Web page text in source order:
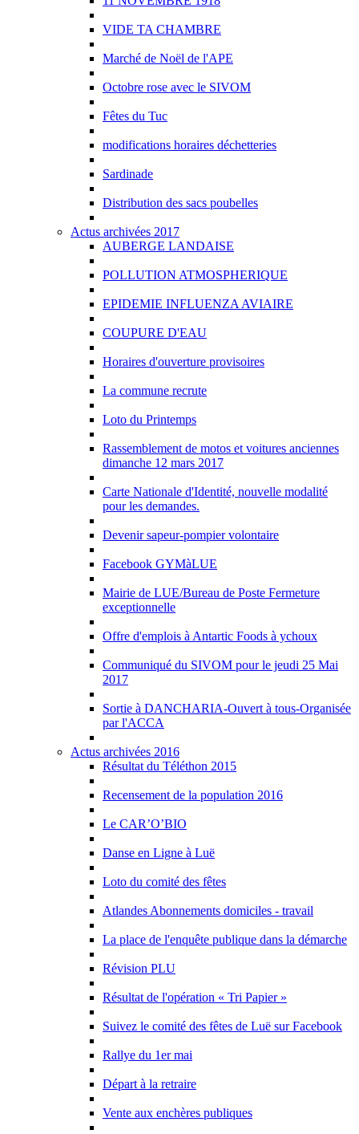
VIDE TA CHAMBRE
Marché de Noël de l'APE
Octobre rose avec le SIVOM
Fêtes du Tuc
modifications horaires déchetteries
Sardinade
Distribution des sacs poubelles
Actus archivées 2017
AUBERGE LANDAISE
POLLUTION ATMOSPHERIQUE
EPIDEMIE INFLUENZA AVIAIRE
COUPURE D'EAU
Horaires d'ouverture provisoires
La commune recrute
Loto du Printemps
Rassemblement de motos et voitures anciennes
dimanche 12 mars 2017
Carte Nationale d'Identité, nouvelle modalité
pour les demandes.
Devenir sapeur-pompier volontaire
Facebook GYMàLUE
Mairie de LUE/Bureau de Poste Fermeture
exceptionnelle
Offre d'emplois à Antartic Foods à ychoux
Communiqué du SIVOM pour le jeudi 25 Mai
2017
Sortie à DANCHARIA-Ouvert à tous-Organisée
par l'ACCA
Actus archivées 2016
Résultat du Téléthon 2015
Recensement de la population 2016
Le CAR’O’BIO
Danse en Ligne à Luë
Loto du comité des fêtes
Atlandes Abonnements domiciles - travail
La place de l'enquête publique dans la démarche
Révision PLU
Résultat de l'opération « Tri Papier »
Suivez le comité des fêtes de Luë sur Facebook
Rallye du 1er mai
Départ à la retraire
Vente aux enchères publiques